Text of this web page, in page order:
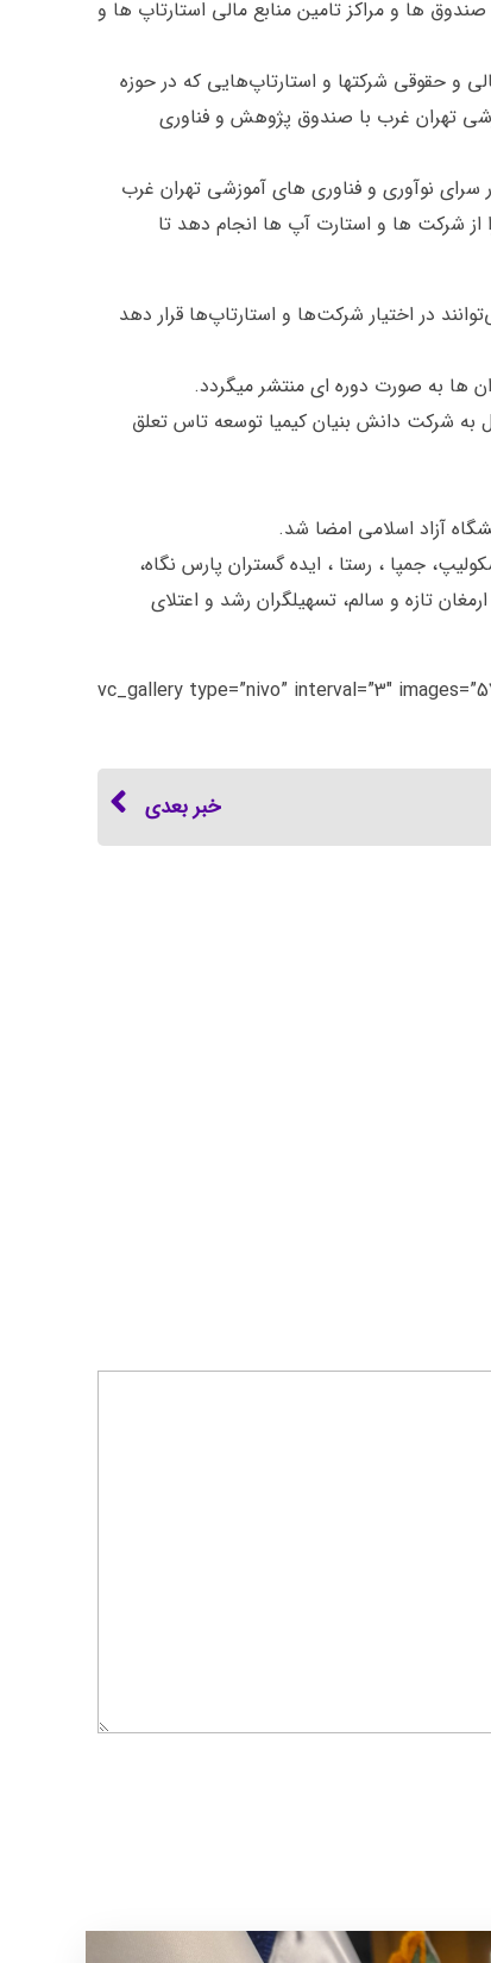
ها و مراکز تامین منابع مالی استارتاپ ها و
و حقوقی شرکتها و استارتاپ‌هایی که در حوزه
تهران غرب با صندوق پژوهش و فناوری
سرای نوآوری و فناوری های آموزشی تهران غرب
از شرکت ها و استارت آپ ها انجام دهد تا
در اختیار شرکت‌ها و استارتاپ‌ها قرار دهد
ها به صورت دوره ای منتشر میگردد.
به شرکت دانش بنیان کیمیا توسعه تاس تعلق
آزاد اسلامی امضا شد‌‌.
تهران غرب شامل : اسکولیپ، جمپا ، رستا ، ایده گستران پارس نگاه،
تازه و سالم، تسهیلگران رشد و اعتلای
[/vc_column_text][/vc_column][/vc_row][vc_row][vc_column][vc_gallery
خبر بعدی